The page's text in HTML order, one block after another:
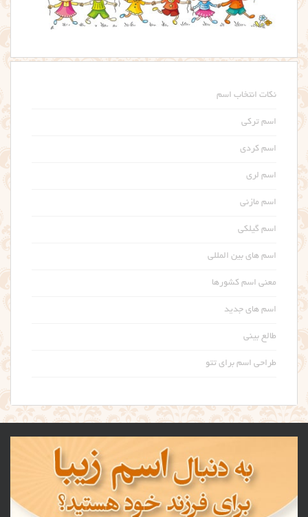
نکات انتخاب اسم
اسم ترکی
اسم کردی
اسم لری
اسم مازنی
اسم گیلکی
اسم های بین المللی
معنی اسم کشورها
اسم های جدید
طالع بینی
طراحی اسم برای تتو